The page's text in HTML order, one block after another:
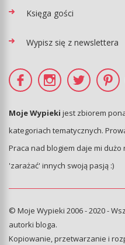
Księga gości
Wypisz się z newslettera
Moje Wypieki jest zbiorem
kategoriach tematycznych.
Praca nad blogiem daje mi dużo
'zarażać' innych swoją pasją :)
© Moje Wypieki 2006 - 2020 -
autorki bloga.
Kopiowanie, przetwarzanie i